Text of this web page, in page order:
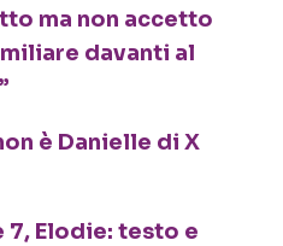
ma non accetto
davanti al
è Danielle di X
Elodie: testo e